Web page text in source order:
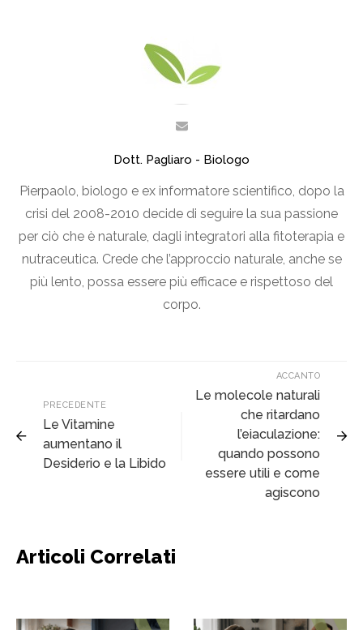
Dott. Pagliaro - Biologo
Pierpaolo, biologo e ex informatore scientifico, dopo la
crisi del 2008-2010 decide di seguire la sua passione
per ciò che è naturale, dagli integratori alla fitoterapia e
nutraceutica. Crede che l’approccio naturale, anche se
più lento, possa essere più efficace e rispettoso del
corpo.
PRECEDENTE
Le Vitamine
aumentano il
Desiderio e la Libido
ACCANTO
Le molecole naturali
che ritardano
l’eiaculazione:
quando possono
essere utili e come
agiscono
Articoli Correlati